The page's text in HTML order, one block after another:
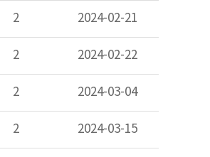
2 2024-02-21
2 2024-02-22
2 2024-03-04
2 2024-03-15